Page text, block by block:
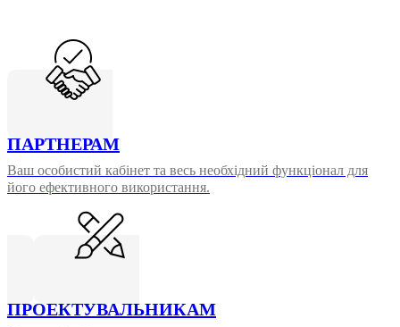
ПАРТНЕРАМ
Ваш особистий кабінет та весь необхідний функціонал для
його ефективного використання.
ПРОЕКТУВАЛЬНИКАМ